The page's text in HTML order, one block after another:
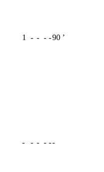
1 - - - -90 ʼ
- - - - --